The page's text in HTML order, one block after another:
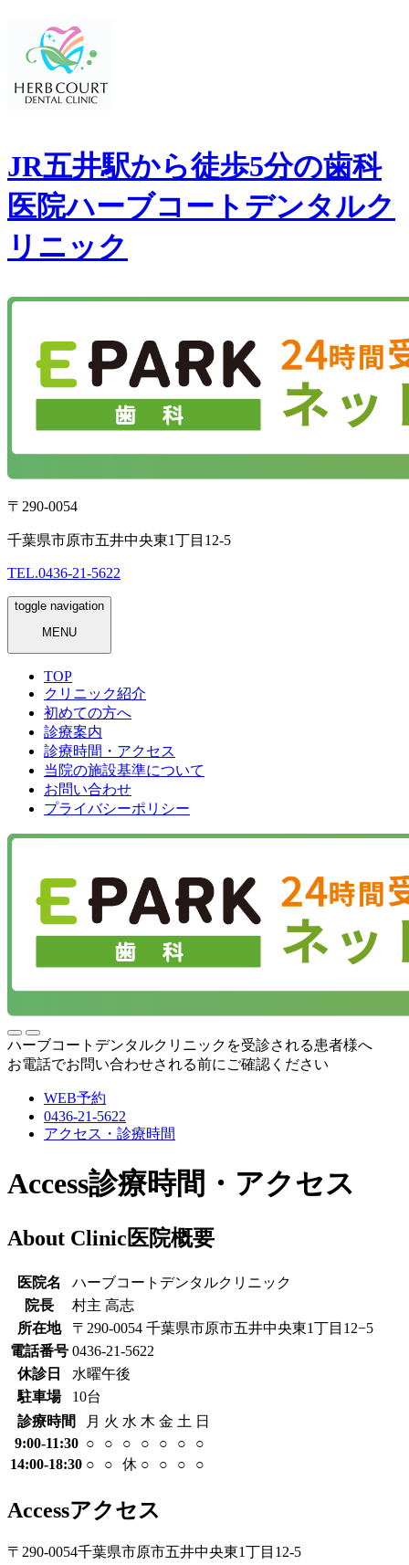
JR五井駅から徒歩5分の歯科
医院ハーブコートデンタルク
リニック
〒290-0054
千葉県市原市五井中央東1丁目12-5
TEL.0436-21-5622
toggle navigation
MENU
TOP
クリニック紹介
初めての方へ
診療案内
診療時間・アクセス
当院の施設基準について
お問い合わせ
プライバシーポリシー
ハーブコートデンタルクリニックを受診される患者様へ
お電話でお問い合わせされる前にご確認ください
WEB予約
0436-21-5622
アクセス・診療時間
Access診療時間・アクセス
About Clinic医院概要
医院名
ハーブコートデンタルクリニック
院長
村主 高志
所在地
〒290-0054 千葉県市原市五井中央東1丁目12−5
電話番号 0436-21-5622
休診日
水曜午後
駐車場
10台
診療時間
月 火 水 木 金 土 日
9:00-11:30 ○ ○ ○ ○ ○ ○
○
14:00-18:30 ○ ○ 休 ○ ○ ○ ○
Accessアクセス
〒290-0054千葉県市原市五井中央東1丁目12-5